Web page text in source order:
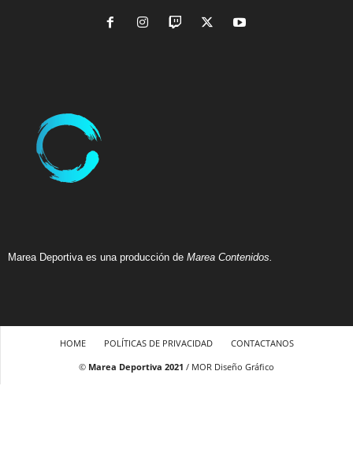
Marea Deportiva es una producción de Marea Contenidos.
HOME POLÍTICAS DE PRIVACIDAD
CONTACTANOS
© Marea Deportiva 2021 / MOR Diseño Gráfico